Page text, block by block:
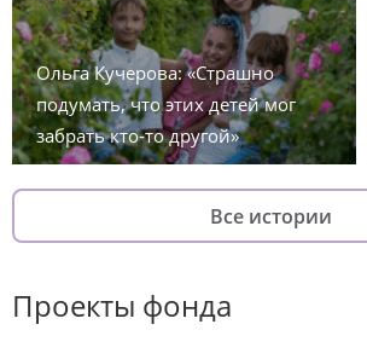
Ольга Кучерова: «Страшно
подумать, что этих детей мог
забрать кто-то другой»
Все истории
Проекты фонда